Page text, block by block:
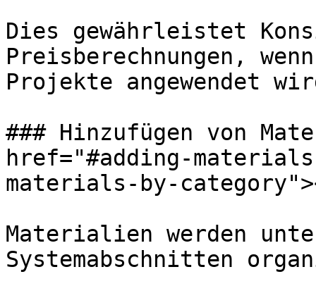
Dies gewährleistet
Preisberechnungen,
Projekte angewendet
### Hinzufügen von
href="#adding-
materials-by-
Materialien werden
Systemabschnitten